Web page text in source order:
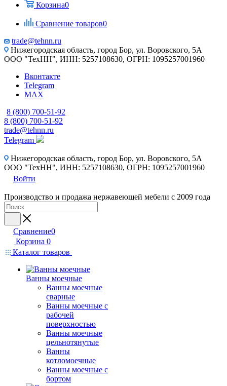
Корзина0
Сравнение товаров0
trade@tehnn.ru
Нижегородская область, город Бор, ул. Воровского, 5А
ООО "ТехНН", ИНН: 5257108630, ОГРН: 1095257001960
Вконтакте
Telegram
MAX
8 (800) 700-51-92
8 (800) 700-51-92
trade@tehnn.ru
Telegram
Нижегородская область, город Бор, ул. Воровского, 5А
ООО "ТехНН", ИНН: 5257108630, ОГРН: 1095257001960
Войти
Производство и продажа нержавеющей мебели с 2009 года
Сравнение0
Корзина 0
Каталог товаров
Ванны моечные
Ванны моечные
сварные
Ванны моечные с
рабочей
поверхностью
Ванны моечные
цельнотянутые
Ванны
котломоечные
Ванны моечные с
бортом